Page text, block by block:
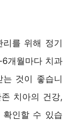
를 위해 정기
개월마다 치과
것이 좋습니
치아의 건강,
확인할 수 있습